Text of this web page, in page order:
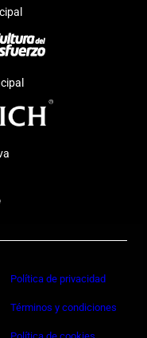
Política de privacidad
Términos y condiciones